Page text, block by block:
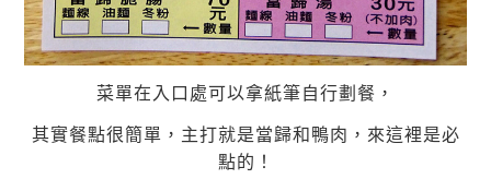
菜單在入口處可以拿紙筆自行劃餐，
其實餐點很簡單，主打就是當歸和鴨肉，來這裡是必
點的！